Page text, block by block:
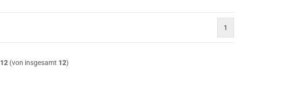
1
12(von insgesamt 12)